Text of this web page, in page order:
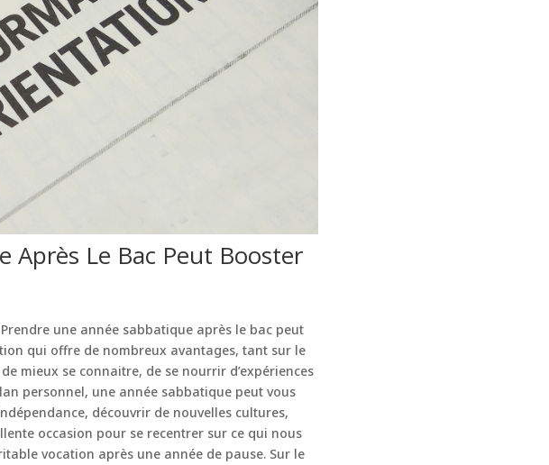
Après Le Bac Peut Booster
une année sabbatique après le bac peut
qui offre de nombreux avantages, tant sur le
mieux se connaitre, de se nourrir d’expériences
personnel, une année sabbatique peut vous
découvrir de nouvelles cultures,
occasion pour se recentrer sur ce qui nous
vocation après une année de pause. Sur le